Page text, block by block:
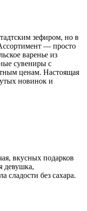
зефиром, но в
— просто
варенье из
сувениры с
ценам. Настоящая
новинок и
вкусных подарков
девушка,
сладости без сахара.